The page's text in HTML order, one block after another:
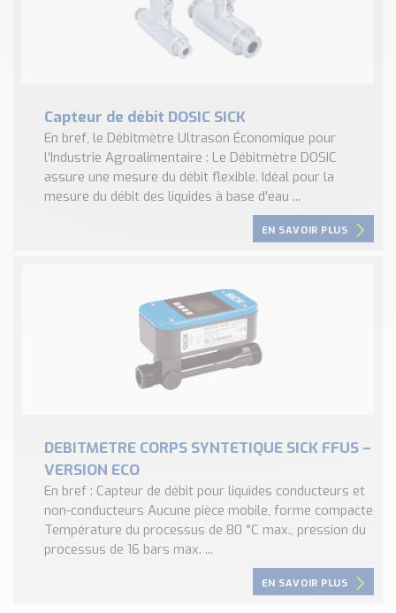
Capteur de débit DOSIC SICK
En bref, le Débitmètre Ultrason Économique pour
l’Industrie Agroalimentaire : Le Débitmètre DOSIC
assure une mesure du débit flexible. Idéal pour la
mesure du débit des liquides à base d’eau ...
EN SAVOIR PLUS
DEBITMETRE CORPS SYNTETIQUE SICK FFUS –
VERSION ECO
En bref : Capteur de débit pour liquides conducteurs et
non-conducteurs Aucune pièce mobile, forme compacte
Température du processus de 80 °C max., pression du
processus de 16 bars max. ...
EN SAVOIR PLUS